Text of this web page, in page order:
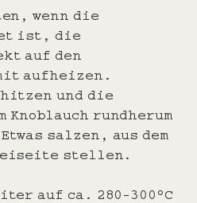
wenn die
ist, die
auf den
aufheizen.
und die
rundherum
salzen, aus dem
beiseite stellen.
auf ca. 280-300°C